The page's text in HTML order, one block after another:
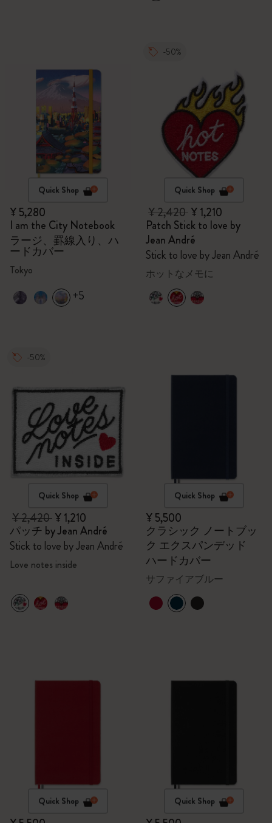
Quick Shop
¥ 5,280
I am the City Notebook
ラージ、罫線入り、ハ
ードカバー
Tokyo
+5
-50%
Quick Shop
¥ 2,420¥ 1,210
Patch Stick to love by
Jean André
Stick to love by Jean André
ホットなメモに
-50%
Quick Shop
¥ 2,420¥ 1,210
パッチ by Jean André
Stick to love by Jean André
Love notes inside
Quick Shop
¥ 5,500
クラシック ノートブッ
ク エクスパンデッド
ハードカバー
サファイアブルー
Quick Shop Quick Shop